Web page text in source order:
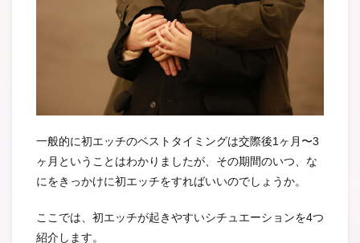
一般的に初エッチのベストタイミングは交際後1ヶ月〜3
ヶ月ということはわかりましたが、その期間のいつ、な
にをきっかけに初エッチをすればいいのでしょうか。
ここでは、初エッチが起きやすいシチュエーションを4つ
紹介します。